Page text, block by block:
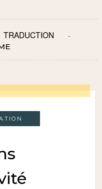
TRADUCTION